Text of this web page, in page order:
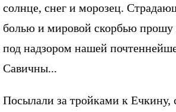
солнце, снег и морозец.
болью и мировой скорбью прошу
под надзором нашей
Савичны...
Посылали за тройками к Ечкину,